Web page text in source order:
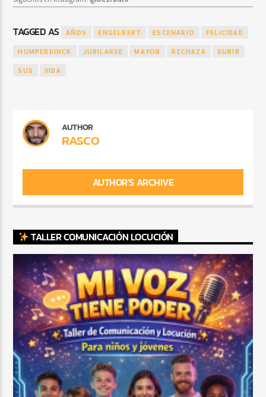
TAGGED AS AÑOS ENGELBERT ESCENARIO FELICIDAD
HUMPERDINCK JUBILARSE MAYOR RECHAZA SUBIR
SUS VIDA
AUTHOR
RASCO
AUTHOR'S ARCHIVE
TALLER COMUNICACIÓN LOCUCIÓN